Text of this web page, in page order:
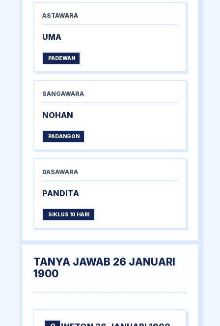
ASTAWARA
UMA
PADEWAN
SANGAWARA
NOHAN
PADANGON
DASAWARA
PANDITA
SIKLUS 10 HARI
TANYA JAWAB 26 JANUARI
1900